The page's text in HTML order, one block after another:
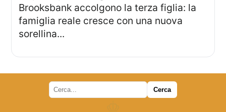
Brooksbank accolgono la terza figlia: la
famiglia reale cresce con una nuova
sorellina...